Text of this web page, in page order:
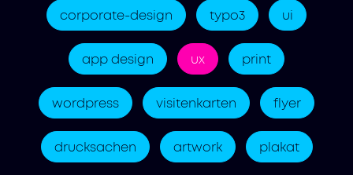
corporate-design typo3 ui
app design ux print
wordpress visitenkarten flyer
drucksachen artwork plakat